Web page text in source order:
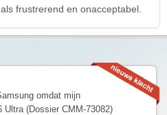
frustrerend en onacceptabel.
omdat mijn
(Dossier CMM-73082)